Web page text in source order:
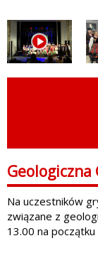
Geologiczna
Na uczestników
związane z
13.00 na